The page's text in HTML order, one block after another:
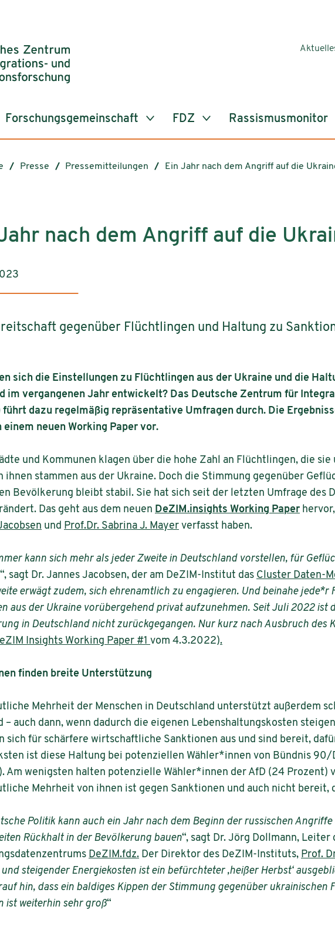
Forschungsgemeinschaft FDZ Rassismusmonitor
Presse Pressemitteilungen Ein Jahr nach dem Angriff auf die
nach dem Angriff auf die
gegenüber Flüchtlingen und Haltung zu
sich die Einstellungen zu Flüchtlingen aus der Ukraine und die
im vergangenen Jahr entwickelt? Das Deutsche Zentrum für
führt dazu regelmäßig repräsentative Umfragen durch. Die
einem neuen Working Paper vor.
und Kommunen klagen über die hohe Zahl an Flüchtlingen, die
ihnen stammen aus der Ukraine. Doch die Stimmung gegenüber
Bevölkerung bleibt stabil. Sie hat sich seit der letzten Umfrage des
Das geht aus dem neuen DeZIM.insights Working Paper
und Prof.Dr. Sabrina J. Mayer verfasst haben.
kann sich mehr als jeder Zweite in Deutschland vorstellen, für
“, sagt Dr. Jannes Jacobsen, der am DeZIM-Institut das Cluster Daten-
erwägt zudem, sich ehrenamtlich zu engagieren. Und beinahe
aus der Ukraine vorübergehend privat aufzunehmen. Seit Juli 2022 ist
in Deutschland nicht zurückgegangen. Nur kurz nach Ausbruch des
Insights Working Paper #1 vom 4.3.2022).
finden breite Unterstützung
Mehrheit der Menschen in Deutschland unterstützt außerdem
– auch dann, wenn dadurch die eigenen Lebenshaltungskosten
sich für schärfere wirtschaftliche Sanktionen aus und sind bereit,
ist diese Haltung bei potenziellen Wähler*innen von Bündnis 90/
Am wenigsten halten potenzielle Wähler*innen der AfD (24 Prozent)
Mehrheit von ihnen ist gegen Sanktionen und auch nicht bereit,
Politik kann auch ein Jahr nach dem Beginn der russischen
Rückhalt in der Bevölkerung bauen“, sagt Dr. Jörg Dollmann, Leiter
DeZIM.fdz. Der Direktor des DeZIM-Instituts, Prof.
steigender Energiekosten ist ein befürchteter ‚heißer Herbst‘
hin, dass ein baldiges Kippen der Stimmung gegenüber ukrainischen
ist weiterhin sehr groß“